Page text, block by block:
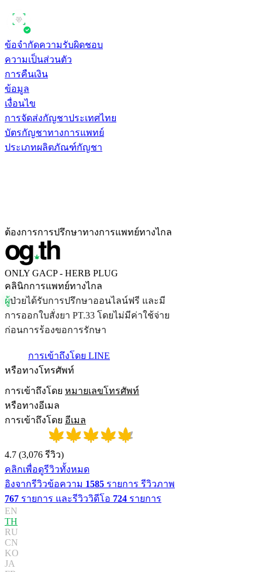
ข้อจำกัดความรับผิดชอบ
ความเป็นส่วนตัว
การคืนเงิน
ข้อมูล
เงื่อนไข
การจัดส่งกัญชาประเทศไทย
บัตรกัญชาทางการแพทย์
ประเภทผลิตภัณฑ์กัญชา
ต้องการการปรึกษาทางการแพทย์ทางไกล
ONLY GACP - HERB PLUG
คลินิกการแพทย์ทางไกล
ผปวยไดรบการปรกษาออนไลนฟร และม
การออกใบสงยา PT.33 โดยไมมคาใชจาย
กอนการรองขอการรกษา
การเข้าถึงโดย LINE
หรือทางโทรศัพท์
การเข้าถึงโดย หมายเลขโทรศัพท์
หรือทางอีเมล
การเข้าถึงโดย อีเมล
4.7 (3,076 รีวิว)
คลิกเพื่อดูรีวิวทั้งหมด
อิงจากรีวิวข้อความ 1585 รายการ รีวิวภาพ
767 รายการ และรีวิววิดีโอ 724 รายการ
EN
TH
RU
CN
KO
JA